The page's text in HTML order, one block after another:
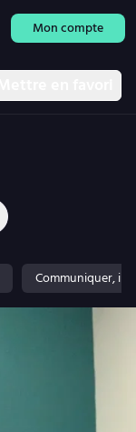
Mon compte
Communiquer,